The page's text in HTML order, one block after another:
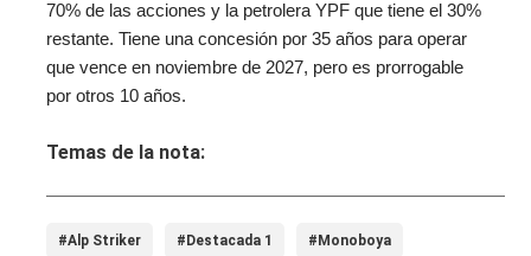
70% de las acciones y la petrolera YPF que tiene el 30%
restante. Tiene una concesión por 35 años para operar
que vence en noviembre de 2027, pero es prorrogable
por otros 10 años.
Temas de la nota:
#Alp Striker #Destacada 1 #Monoboya